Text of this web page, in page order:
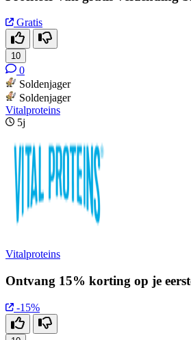
Gratis
10
0
Soldenjager
Soldenjager
Vitalproteins
5j
Vitalproteins
Ontvang 15% korting op je
-15%